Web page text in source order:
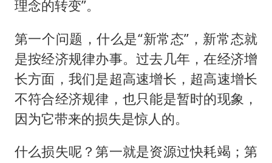
理念的转变”。
第一个问题，什么是“新常态”，新常态就
是按经济规律办事。过去几年，在经济增
长方面，我们是超高速增长，超高速增长
不符合经济规律，也只能是暂时的现象，
因为它带来的损失是惊人的。
什么损失呢？第一就是资源过快耗竭；第